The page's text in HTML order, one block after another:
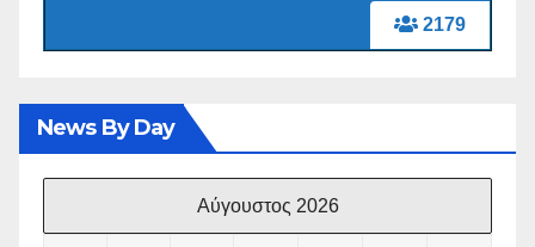
2179
News By Day
Αύγουστος 2026